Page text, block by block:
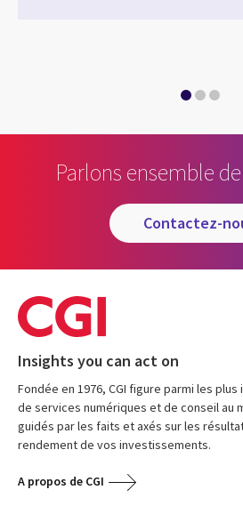
Parlons ensemble
contactez-
Insights you can act on
Fondée en 1976, CGI figure parmi les
de services numériques et de conseil au
guidés par les faits et axés sur les
rendement de vos investissements.
A propos de CGI